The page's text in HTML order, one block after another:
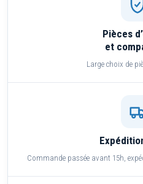
Pièces
et
Large choix de
Commande passée avant 15h,